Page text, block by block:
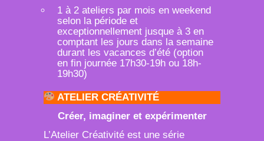
1 à 2 ateliers par mois en weekend
selon la période et
exceptionnellement jusque à 3 en
comptant les jours dans la semaine
durant les vacances d’été (option
en fin journée 17h30-19h ou 18h-
19h30)
ATELIER CRÉATIVITÉ
Créer, imaginer et expérimenter
L’Atelier Créativité est une série